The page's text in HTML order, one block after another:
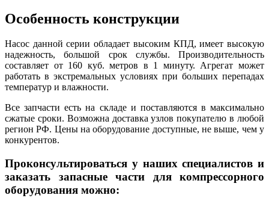
Особенность конструкции
Насос данной серии обладает высоким КПД, имеет высокую
надежность, большой срок службы. Производительность
составляет от 160 куб. метров в 1 минуту. Агрегат может
работать в экстремальных условиях при больших перепадах
температур и влажности.
Все запчасти есть на складе и поставляются в максимально
сжатые сроки. Возможна доставка узлов покупателю в любой
регион РФ. Цены на оборудование доступные, не выше, чем у
конкурентов.
Проконсультироваться у наших специалистов и
заказать запасные части для компрессорного
оборудования можно: